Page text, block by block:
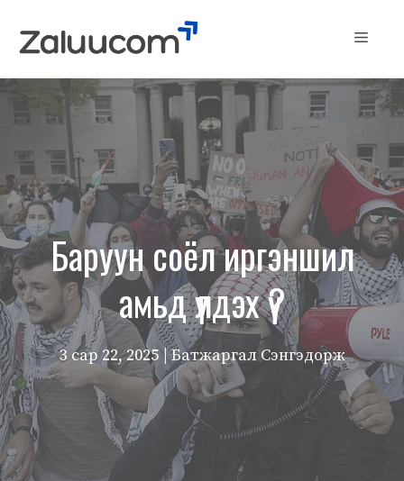
Menu
Баруун соёл иргэншил
амьд үлдэх үү?
3 сар 22, 2025 | Батжаргал Сэнгэдорж